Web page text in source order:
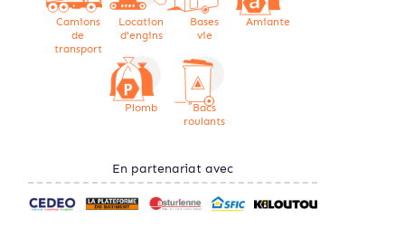
Camions
de
transport
Location
d'engins
Bases
vie
Amiante
Plomb
Bacs
roulants
En partenariat avec